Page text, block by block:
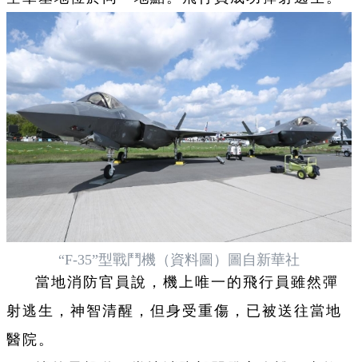
“F-35”型戰鬥機（資料圖）圖自新華社
當地消防官員說，機上唯一的飛行員雖然彈
射逃生，神智清醒，但身受重傷，已被送往當地
醫院。